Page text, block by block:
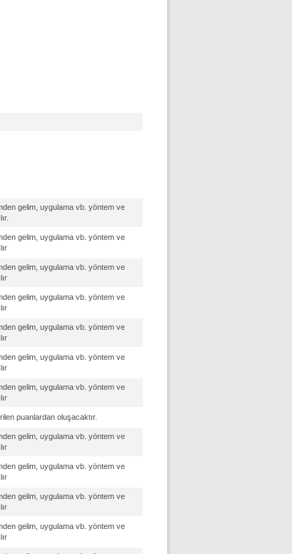
gelim, uygulama vb. yöntem ve
gelim, uygulama vb. yöntem ve
gelim, uygulama vb. yöntem ve
gelim, uygulama vb. yöntem ve
gelim, uygulama vb. yöntem ve
gelim, uygulama vb. yöntem ve
gelim, uygulama vb. yöntem ve
puanlardan oluşacaktır.
gelim, uygulama vb. yöntem ve
gelim, uygulama vb. yöntem ve
gelim, uygulama vb. yöntem ve
gelim, uygulama vb. yöntem ve